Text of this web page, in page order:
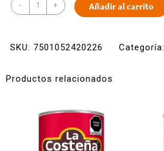
- + Añadir al carrito
SKU: 7501052420226 Categoría:
Productos relacionados